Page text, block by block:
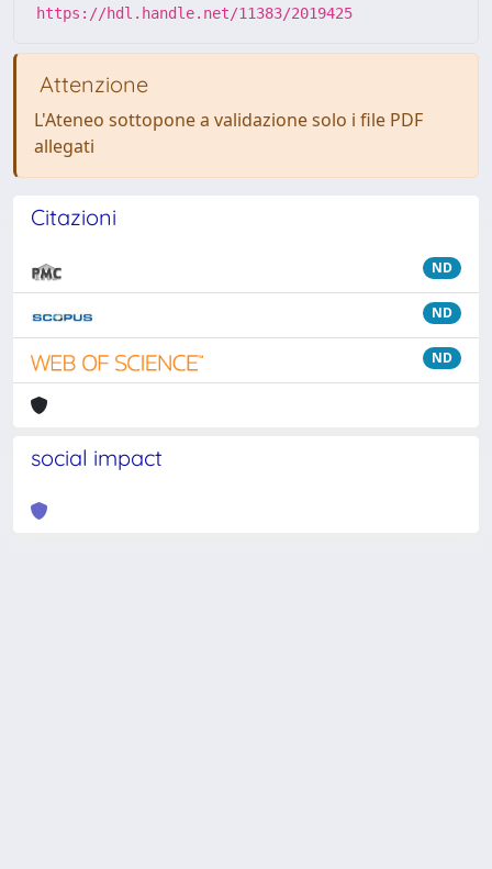
https://hdl.handle.net/11383/2019425
Attenzione
L'Ateneo sottopone a validazione solo i file PDF
allegati
Citazioni
ND
ND
ND
social impact